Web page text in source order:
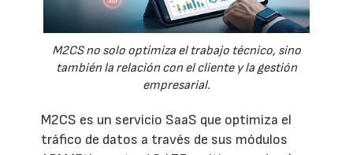
M2CS no solo optimiza el trabajo técnico, sino
también la relación con el cliente y la gestión
empresarial.
M2CS es un servicio SaaS que optimiza el
tráfico de datos a través de sus módulos